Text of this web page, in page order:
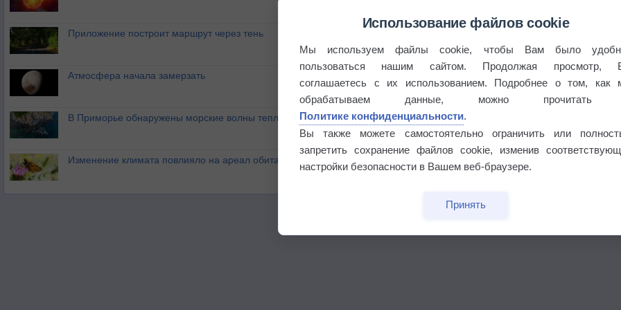
Приложение построит маршрут через тень
Атмосфера начала замерзать
В Приморье обнаружены морские волны тепла
Изменение климата повлияло на ареал обитания бабочек
Использование файлов cookie
Мы используем файлы cookie, чтобы Вам было
пользоваться нашим сайтом. Продолжая просмотр,
соглашаетесь с их использованием. Подробнее о том, как
обрабатываем данные, можно прочитать
Политике конфиденциальности.
Вы также можете самостоятельно ограничить или
запретить сохранение файлов cookie, изменив
настройки безопасности в Вашем веб-браузере.
Принять